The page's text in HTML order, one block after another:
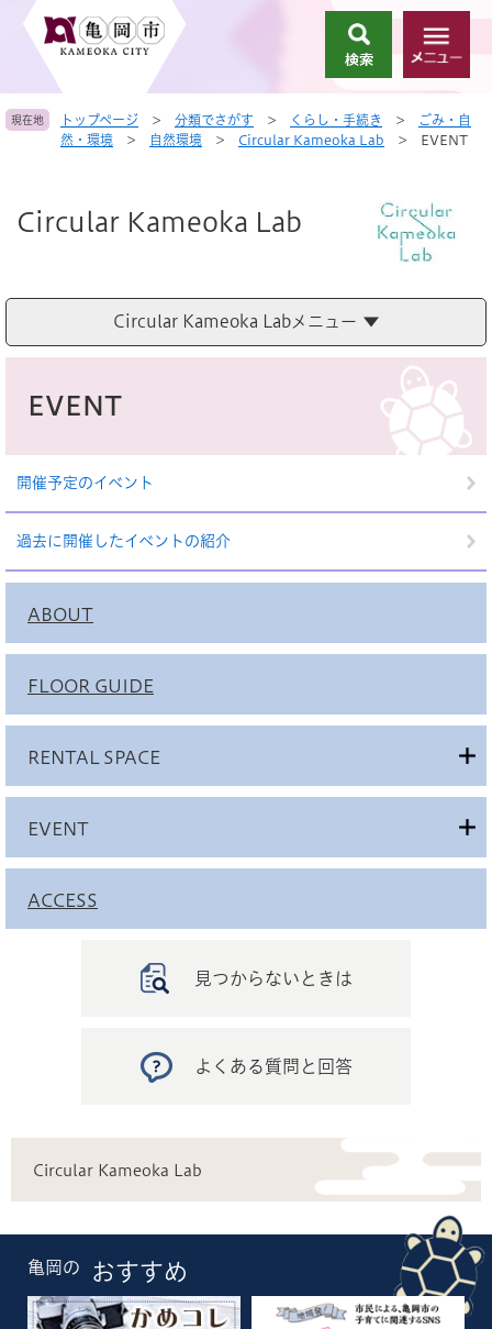
頭
飛
索
メ
ニ
ー
現在地 トップページ > 分類でさがす > くらし・手続き >
ごみ・自
然・環境
> 自然環境 > Circular Kameoka Lab > EVENT
Circular Kameoka Lab
Circular Kameoka Labメニュー
EVENT
開催予定のイベント
過去に開催したイベントの紹介
ABOUT
FLOOR GUIDE
RENTAL SPACE
EVENT
ACCESS
見つからないときは
よくある質問と回答
Circular Kameoka Lab
亀岡の おすすめ